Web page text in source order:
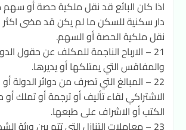
اذا كان البائع قد نقل ملكية حصة أو
دار سكنية للسكن ما لم يكن قد مضى
نقل ملكية الحصة أو السهم.
21 – الارباح الناجمة للمكلف عن حقول
والمفاقس التي يمتلكها أو يديرها.
22 – المبالغ التي تصرف من دوائر الدولة
الاشتراكي لقاء تأليف أو ترجمة أو تملك
الكتب أو الاشراف على طبعها.